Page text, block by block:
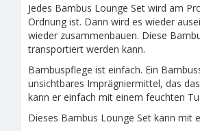
Jedes Bambus Lounge Set wird am
Ordnung ist. Dann wird es wieder
wieder zusammenbauen. Diese
transportiert werden kann.
Bambuspflege ist einfach. Ein
unsichtbares Imprägniermittel, das
kann er einfach mit einem feuchten
Dieses Bambus Lounge Set kann mit